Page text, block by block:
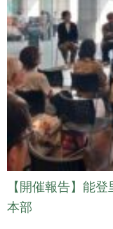
【開催報告】能
本部